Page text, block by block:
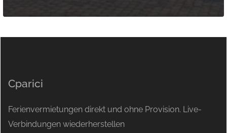
Cparici
Ferienvermietungen direkt und ohne Provision. Live-
Verbindungen wiederherstellen